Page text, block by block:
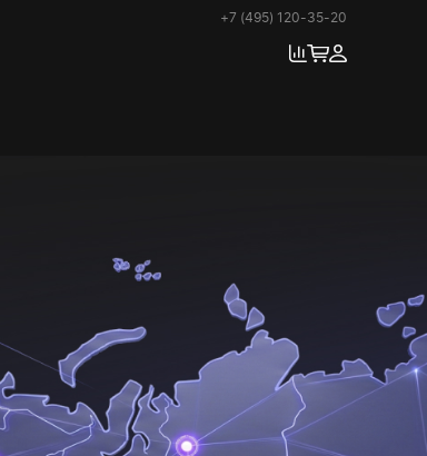
+7 (495) 120-35-20